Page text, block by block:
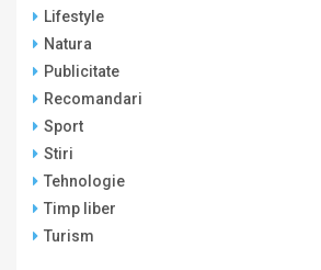
Lifestyle
Natura
Publicitate
Recomandari
Sport
Stiri
Tehnologie
Timp liber
Turism